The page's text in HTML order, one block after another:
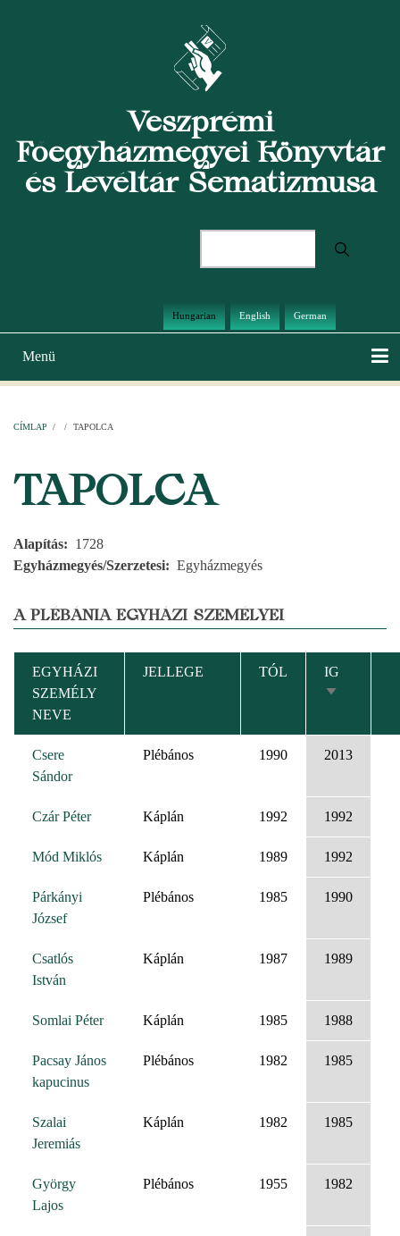
Veszprémi
Főegyházmegyei Könyvtár
és Levéltár Sematizmusa
Hungarian English German
Main
navigation
Menü
CÍMLAP / / TAPOLCA
TAPOLCA
Alapítás
1728
Egyházmegyés/Szerzetesi
Egyházmegyés
A PLÉBÁNIA EGYHÁZI SZEMÉLYEI
EGYHÁZI
SZEMÉLY
NEVE
JELLEGE TÓL
IG
NÖVEKVŐ
Csere
Sándor
Plébános 1990 2013
Czár Péter Káplán 1992 1992
Mód Miklós Káplán 1989 1992
Párkányi
József
Plébános 1985 1990
Csatlós
István
Káplán 1987 1989
Somlai Péter Káplán 1985 1988
Pacsay János
kapucinus
Plébános 1982 1985
Szalai
Jeremiás
Káplán 1982 1985
György
Lajos
Plébános 1955 1982